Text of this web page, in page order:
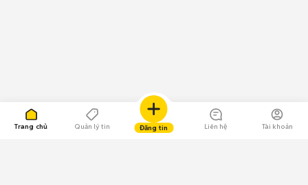
Trang chủ Quản lý tin Đăng tin Liên hệ Tài khoản